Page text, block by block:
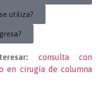
utiliza?
consulta con
en cirugía de columna